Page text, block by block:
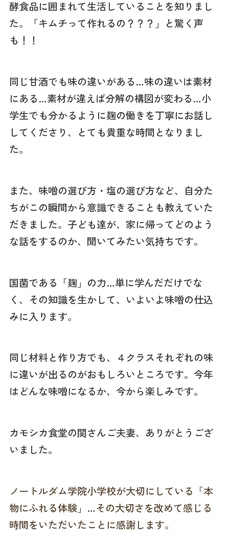
酵食品に囲まれて生活していることを知りまし
た。「キムチって作れるの？？？」と驚く声
も！！
同じ甘酒でも味の違いがある…味の違いは素材
にある…素材が違えば分解の構図が変わる…小
学生でも分かるように麹の働きを丁寧にお話し
してくださり、とても貴重な時間となりまし
た。
また、味噌の選び方・塩の選び方など、自分た
ちがこの瞬間から意識できることも教えていた
だきました。子ども達が、家に帰ってどのよう
な話をするのか、聞いてみたい気持ちです。
国菌である「麹」の力…単に学んだだけでな
く、その知識を生かして、いよいよ味噌の仕込
みに入ります。
同じ材料と作り方でも、４クラスそれぞれの味
に違いが出るのがおもしろいところです。今年
はどんな味噌になるか、今から楽しみです。
カモシカ食堂の関さんご夫妻、ありがとうござ
いました。
ノートルダム学院小学校が大切にしている「本
物にふれる体験」…その大切さを改めて感じる
時間をいただいたことに感謝します。